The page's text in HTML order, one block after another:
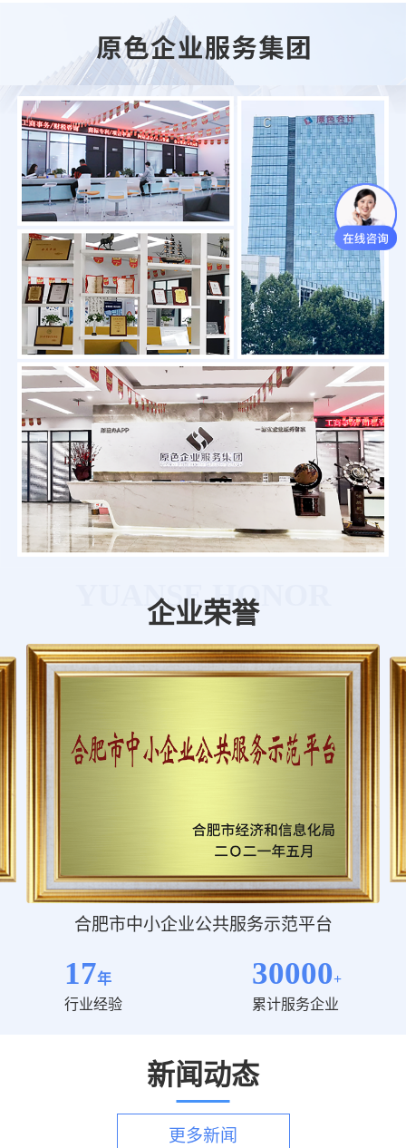
YUANSE HONOR
企业荣誉
合肥市中小企业公共服务示范平台
17年
行业经验
30000+
累计服务企业
新闻动态
更多新闻